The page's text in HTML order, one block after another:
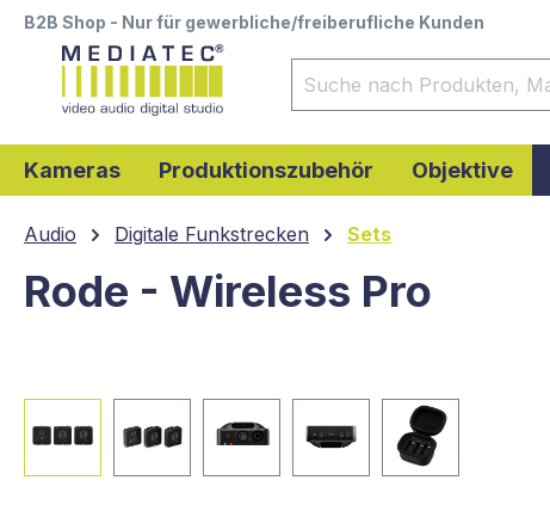
Zur Hauptnavigation springen
B2B Shop - Nur für gewerbliche/freiberufliche Kunden
Kameras Produktionszubehör Objektive
Audio Digitale Funkstrecken Sets
Rode - Wireless Pro